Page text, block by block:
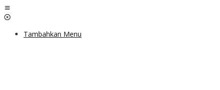
Lewati
ke
Tambahkan Menu